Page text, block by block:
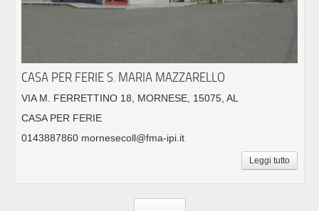
CASA PER FERIE S. MARIA MAZZARELLO
VIA M. FERRETTINO 18, MORNESE, 15075, AL
CASA PER FERIE
0143887860 mornesecoll@fma-ipi.it
Leggi tutto